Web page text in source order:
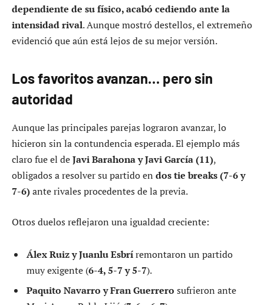
dependiente de su físico, acabó cediendo ante la
intensidad rival. Aunque mostró destellos, el extremeño
evidenció que aún está lejos de su mejor versión.
Los favoritos avanzan… pero sin
autoridad
Aunque las principales parejas lograron avanzar, lo
hicieron sin la contundencia esperada. El ejemplo más
claro fue el deJavi Barahona y Javi García (11),
obligados a resolver su partido en dos tie breaks (7-6 y
7-6)ante rivales procedentes de la previa.
Otros duelos reflejaron una igualdad creciente:
Álex Ruiz y Juanlu Esbríremontaron un partido
muy exigente (6-4, 5-7 y 5-7).
Paquito Navarro y Fran Guerrero sufrieron ante